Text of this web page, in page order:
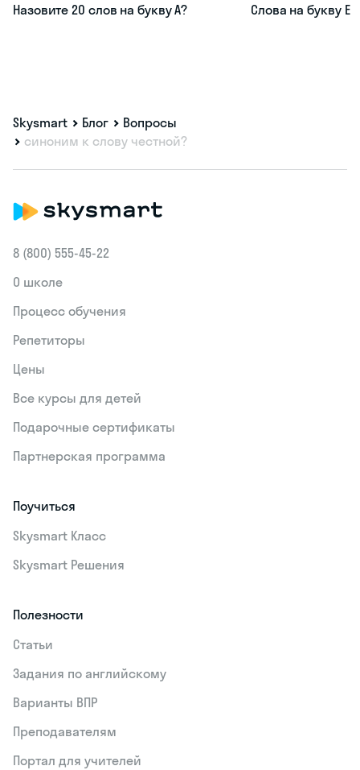
Назовите 20 слов на букву А? Слова на букву Е
Skysmart Блог
Вопросы
синоним к слову честной?
8 (800) 555‑45-22
О школе
Процесс обучения
Репетиторы
Цены
Все курсы для детей
Подарочные сертификаты
Партнерская программа
Поучиться
Skysmart Класс
Skysmart Решения
Полезности
Статьи
Задания по английскому
Варианты ВПР
Преподавателям
Портал для учителей